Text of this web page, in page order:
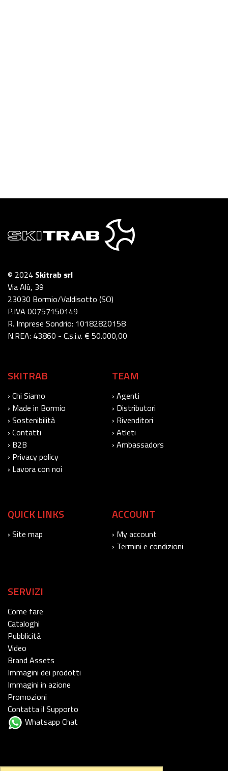
© 2024 Skitrab srl
Via Alù, 39
23030 Bormio/Valdisotto (SO)
P.IVA 00757150149
R. Imprese Sondrio: 10182820158
N.REA: 43860 - C.s.i.v. € 50.000,00
SKITRAB
› Chi Siamo
› Made in Bormio
› Sostenibilità
› Contatti
› B2B
› Privacy policy
› Lavora con noi
TEAM
› Agenti
› Distributori
› Rivenditori
› Atleti
› Ambassadors
QUICK LINKS
› Site map
ACCOUNT
› My account
› Termini e condizioni
SERVIZI
Come fare
Cataloghi
Pubblicità
Video
Brand Assets
Immagini dei prodotti
Immagini in azione
Promozioni
Contatta il Supporto
Whatsapp Chat